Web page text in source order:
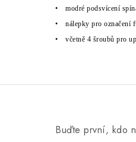
• modré podsvícení spí
• nálepky pro označení
• včetně 4 šroubů pro
Buďte první, kdo